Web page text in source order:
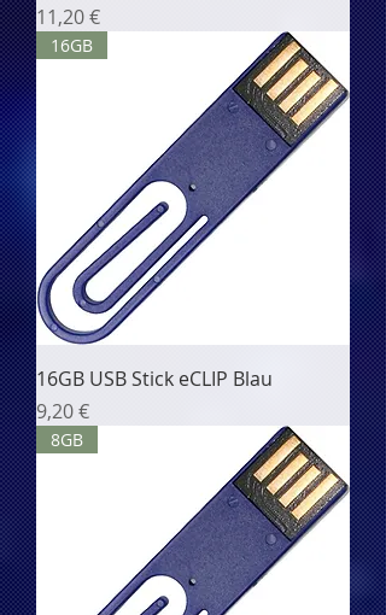
Цена
11,20 €
16GB
16GB USB Stick eCLIP Blau
Цена
9,20 €
8GB